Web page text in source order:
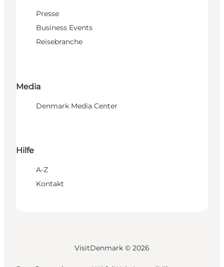
Presse
Business Events
Reisebranche
Media
Denmark Media Center
Hilfe
A-Z
Kontakt
VisitDenmark © 2026